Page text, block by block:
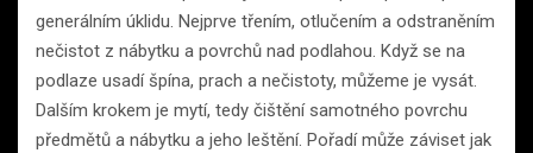
generálním úklidu. Nejprve třením, otlučením a odstraněním
nečistot z nábytku a povrchů nad podlahou. Když se na
podlaze usadí špína, prach a nečistoty, můžeme je vysát.
Dalším krokem je mytí, tedy čištění samotného povrchu
předmětů a nábytku a jeho leštění. Pořadí může záviset jak